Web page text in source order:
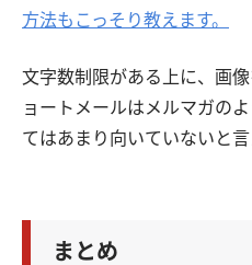
方法もこっそり教えます。
文字数制限がある上に、画
ョートメールはメルマガの
てはあまり向いていないと言
まとめ